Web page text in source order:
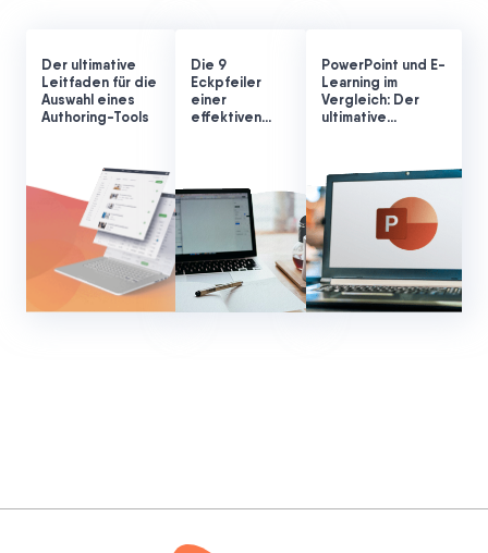
Der ultimative
Leitfaden für die
Auswahl eines
Authoring-Tools
Die 9
Eckpfeiler
einer
effektiven
PowerPoint und E-
Learning im
Vergleich: Der
ultimative